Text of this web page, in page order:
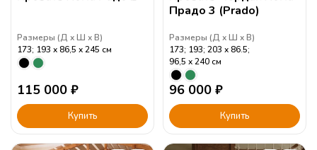
Размеры (Д Ш В)
173; 193
86,5 245 см
115 000 ₽
Купить
Прадо 3 (Prado)
Размеры (Д Ш В)
173; 193; 203
86.5;
96,5
240 см
96 000 ₽
Купить